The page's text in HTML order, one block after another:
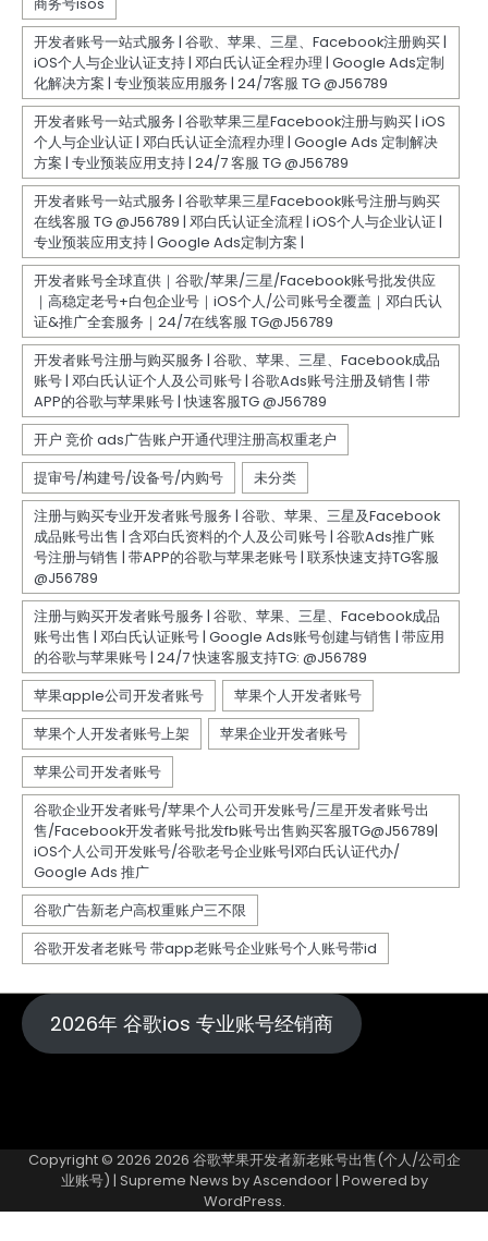
2026年 谷歌ios 专业账号经销商
Copyright © 2026 2026 谷歌苹果开发者新老账号出售(个人/公司企
业账号) | Supreme News byAscendoor| Powered by
WordPress.